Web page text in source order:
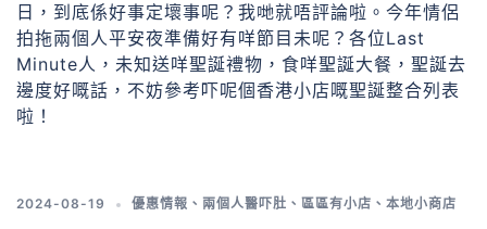
日，到底係好事定壞事呢？我哋就唔評論啦。今年情侶
拍拖兩個人平安夜準備好有咩節目未呢？各位Last
Minute人，未知送咩聖誕禮物，食咩聖誕大餐，聖誕去
邊度好嘅話，不妨參考吓呢個香港小店嘅聖誕整合列表
啦！
2024-08-19 優惠情報 、 兩個人醫吓肚 、 區區有小店 、 本地小商店